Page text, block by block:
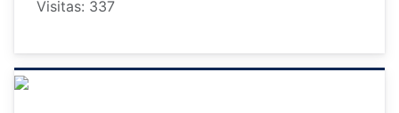
Visitas: 337